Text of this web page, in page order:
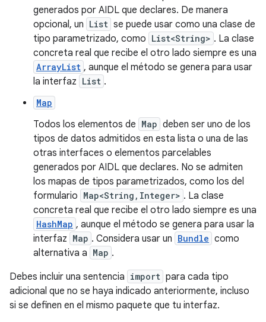
generados por AIDL que declares. De manera
opcional, un List se puede usar como una clase de
tipo parametrizado, como List<String> . La clase
concreta real que recibe el otro lado siempre es una
ArrayList , aunque el método se genera para usar
la interfaz List .
Map
Todos los elementos de Map deben ser uno de los
tipos de datos admitidos en esta lista o una de las
otras interfaces o elementos parcelables
generados por AIDL que declares. No se admiten
los mapas de tipos parametrizados, como los del
formulario Map<String,Integer> . La clase
concreta real que recibe el otro lado siempre es una
HashMap , aunque el método se genera para usar la
interfaz Map . Considera usar un Bundle como
alternativa a Map .
Debes incluir una sentencia import para cada tipo
adicional que no se haya indicado anteriormente, incluso
si se definen en el mismo paquete que tu interfaz.